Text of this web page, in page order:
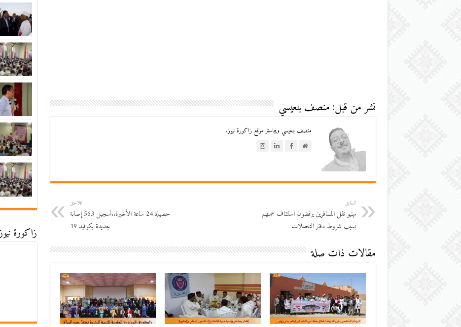
نشر من قبل: منصف بنعيسي
منصف بنعيسي ويبماستر موقع زاكورة نيوز.
السابق
مهنيو نقل المسافرين يرفضون استئناف عملهم
بسبب شروط دفتر التحملات
اللاحق
حصيلة 24 ساعة الأخيرة..تسجيل 563 إصابة
جديدة بكوفيد 19
مقالات ذات صلة
زاكورة